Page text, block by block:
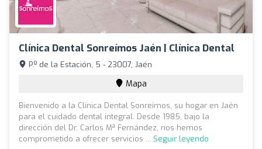
Clínica Dental Sonreímos Jaén | Clínica Dental
P.º de la Estación, 5 - 23007, Jaén
Mapa
Bienvenido a la Clínica Dental Sonreímos, su hogar en Jaén
para el cuidado dental integral. Desde 1985, bajo la
dirección del Dr. Carlos Mª Fernández, nos hemos
comprometido a ofrecer servicios ... Seguir leyendo